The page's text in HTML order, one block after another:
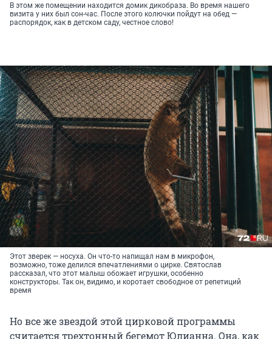
В этом же помещении находится домик дикобраза. Во время нашего
визита у них был сон-час. После этого колючки пойдут на обед —
распорядок, как в детском саду, честное слово!
Этот зверек — носуха. Он что-то напищал нам в микрофон,
возможно, тоже делился впечатлениями о цирке. Святослав
рассказал, что этот малыш обожает игрушки, особенно
конструкторы. Так он, видимо, и коротает свободное от репетиций
время
Но все же звездой этой цирковой программы
считается трехтонный бегемот Юлианна. Она, как